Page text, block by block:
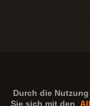
Durch die
Sie sich mit den